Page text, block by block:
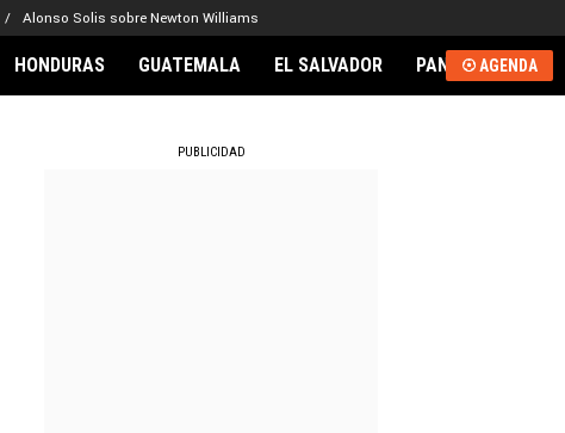
Alonso Solis sobre Newton Williams
HONDURAS GUATEMALA EL SALVADOR PANAMÁAGENDA
PUBLICIDAD